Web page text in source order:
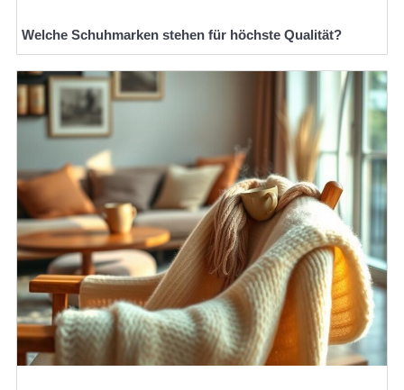
Welche Schuhmarken stehen für höchste Qualität?